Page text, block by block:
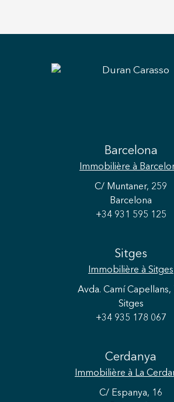
Barcelona
Immobilière à
C/ Muntaner, 259
Barcelona
+34 931 595 125
Sitges
Immobilière à Sitges
Avda. Camí Capellans,
Sitges
+34 935 178 067
Cerdanya
Immobilière à La
C/ Espanya, 16